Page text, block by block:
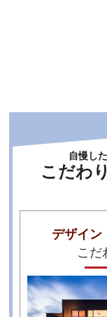
自慢し
こだわ
デザイン
こだ